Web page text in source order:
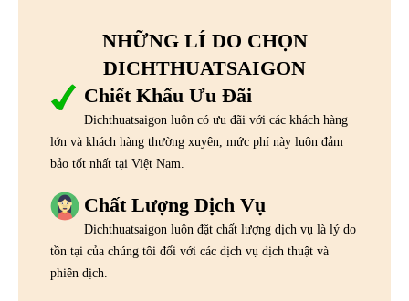
NHỮNG LÍ DO CHỌN
DICHTHUATSAIGON
Chiết Khấu Ưu Đãi
Dichthuatsaigon luôn có ưu đãi với các khách hàng
lớn và khách hàng thường xuyên, mức phí này luôn đảm
bảo tốt nhất tại Việt Nam.
Chất Lượng Dịch Vụ
Dichthuatsaigon luôn đặt chất lượng dịch vụ là lý do
tồn tại của chúng tôi đối với các dịch vụ dịch thuật và
phiên dịch.